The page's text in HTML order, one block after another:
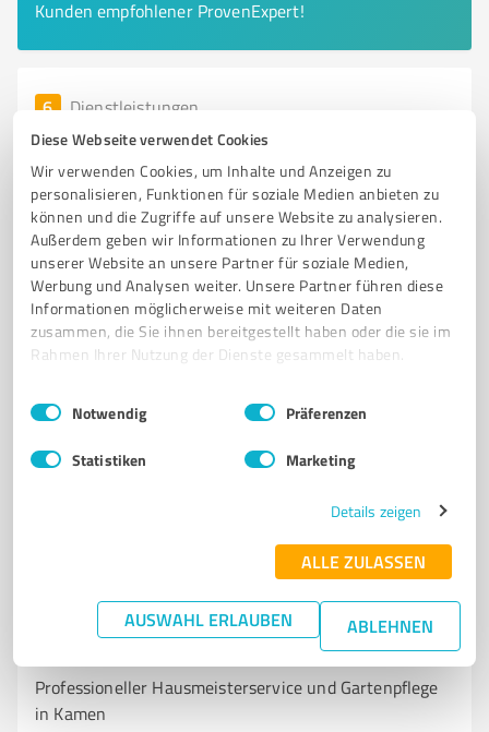
Diese Webseite verwendet Cookies
Wir verwenden Cookies, um Inhalte und Anzeigen zu
personalisieren, Funktionen für soziale Medien anbieten zu
können und die Zugriffe auf unsere Website zu analysieren.
Außerdem geben wir Informationen zu Ihrer Verwendung
unserer Website an unsere Partner für soziale Medien,
Werbung und Analysen weiter. Unsere Partner führen diese
Informationen möglicherweise mit weiteren Daten
zusammen, die Sie ihnen bereitgestellt haben oder die sie im
Rahmen Ihrer Nutzung der Dienste gesammelt haben.
Impressum Datenschutzbestimmungen
Einwilligungsauswahl
Notwendig Präferenzen
Statistiken Marketing
Details zeigen
ALLE ZULASSEN
AUSWAHL ERLAUBEN ABLEHNEN
Kunden empfohlener ProvenExpert!
6 Dienstleistungen
Rohrreinigung Baumann Kamen
Professionelle Rohrreinigung und Abwassertechnik in
Kamen
ROHRREINIGUNG ABFLUSSREINIGUNG KANALREINIGUNG
DICHTHEITSPRÜFUNG ROHRSANIERUNG TV-UNTERSUCHUNG
NOTDIENST KAMEN ABWASSERTECHNIK HOCHDRUCKREINIGUNG
ROHRORTUNGEN KUNDENSERVICE
Tel. 02307 550900
rohrreinigung-baumann@web.de
Dienstleistungen
HSB Dienstleistungen Bräckelmann
Professioneller Hausmeisterservice und Gartenpflege
in Kamen